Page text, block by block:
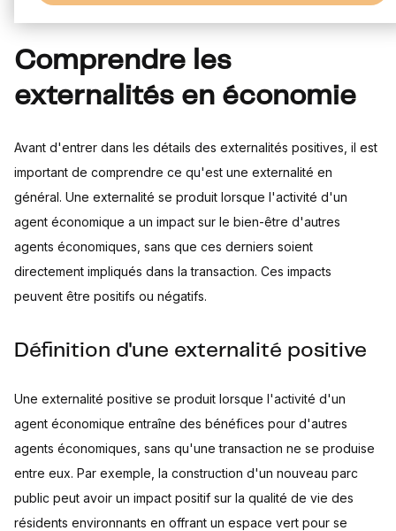
Comment maximiser les externalités positives
Le rôle des entreprises dans la création d'externalités
positives
Conclusion : L'importance des externalités positives pour une
Comprendre les
externalités en économie
Avant d'entrer dans les détails des externalités positives, il est
important de comprendre ce qu'est une externalité en
général. Une externalité se produit lorsque l'activité d'un
agent économique a un impact sur le bien-être d'autres
agents économiques, sans que ces derniers soient
directement impliqués dans la transaction. Ces impacts
peuvent être positifs ou négatifs.
Définition d'une externalité positive
Une externalité positive se produit lorsque l'activité d'un
agent économique entraîne des bénéfices pour d'autres
agents économiques, sans qu'une transaction ne se produise
entre eux. Par exemple, la construction d'un nouveau parc
public peut avoir un impact positif sur la qualité de vie des
résidents environnants en offrant un espace vert pour se